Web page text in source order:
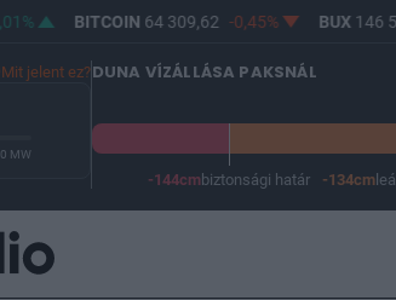
BITCOIN64 309,62 -0,45% BUX146
Mit jelent ez?
MW
DUNA VÍZÁLLÁSA PAKSNÁL
-144cm biztonsági határ -134cm